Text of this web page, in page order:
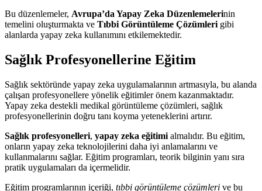
Bu düzenlemeler, Avrupa’da Yapay Zeka Düzenlemelerinin
temelini oluşturmakta ve Tıbbi Görüntüleme Çözümleri gibi
alanlarda yapay zeka kullanımını etkilemektedir.
Sağlık Profesyonellerine Eğitim
Sağlık sektöründe yapay zeka uygulamalarının artmasıyla, bu alanda
çalışan profesyonellere yönelik eğitimler önem kazanmaktadır.
Yapay zeka destekli medikal görüntüleme çözümleri, sağlık
profesyonellerinin doğru tanı koyma yeteneklerini artırır.
Sağlık profesyonelleri, yapay zeka eğitimi almalıdır. Bu eğitim,
onların yapay zeka teknolojilerini daha iyi anlamalarını ve
kullanmalarını sağlar. Eğitim programları, teorik bilginin yanı sıra
pratik uygulamaları da içermelidir.
Eğitim programlarının içeriği, tıbbi görüntüleme çözümleri ve bu